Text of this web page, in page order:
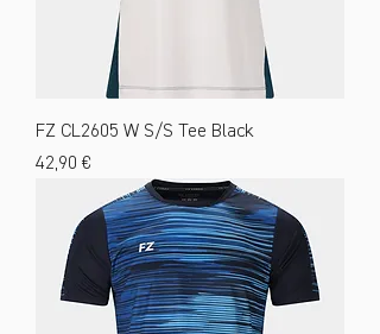
FZ CL2605 W S/S Tee Black
Preis
42,90 €